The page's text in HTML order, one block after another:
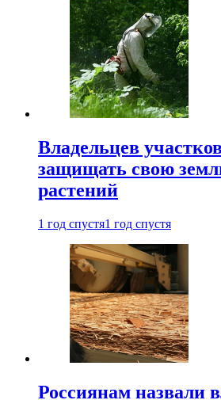
Владельцев
защищать свою
растений
1 год спустя1 год спустя
Россиянам назвали